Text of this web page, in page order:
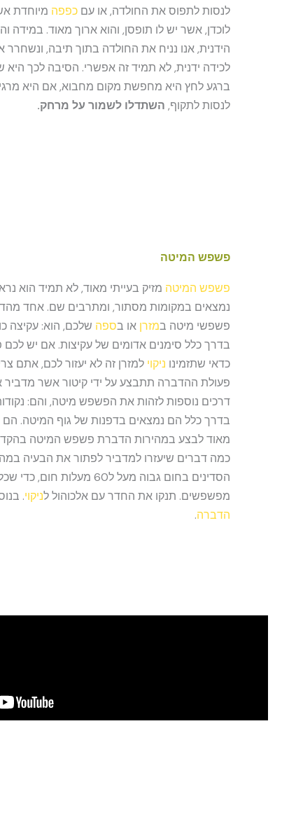
לנסות לתפוס את החולדה, או עם כפפה מיוחדת
לוכדן, אשר יש לו תופסן, והוא ארוך מאוד. במידה
הידנית, אנו נניח את החולדה בתוך תיבה, ונשחרר
לכידה ידנית, לא תמיד זה אפשרי. הסיבה לכך
ברגע לחץ היא מחפשת מקום מחבוא, אם היא
לנסות לתקוף, השתדלו לשמור על מרחק.
פשפש המיטה
פשפש המיטה מזיק בעייתי מאוד, לא תמיד הוא
נמצאים במקומות מסתור, ומתרבים שם. אחד
פשפשי מיטה במזרן או בספה שלכם, הוא: עקיצה
בדרך כלל סימנים אדומים של עקיצות. אם יש
כדאי שתזמינו ניקוי למזרן זה לא יעזור לכם, אתם
פעולת ההדברה תתבצע על ידי קיטור אשר
דרכים נוספות לזהות את הפשפש מיטה, והם:
בדרך כלל הם נמצאים בדפנות של גוף המיטה. הם
מאוד לבצע במהירות הדברת פשפש המיטה
כמה דברים שיעזרו למדביר לפתור את הבעיה
הסדינים בחום גבוה מעל ל60 מעלות חום, כדי שכל מה שנגוע יהיה
מפשפשים. תנקו את החדר עם אלכוהול לניקוי.
הדברה.